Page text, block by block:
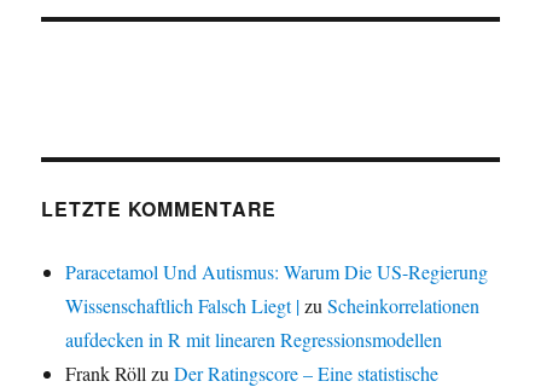
LETZTE KOMMENTARE
Paracetamol Und Autismus: Warum Die US-Regierung
Wissenschaftlich Falsch Liegt |zuScheinkorrelationen
aufdecken in R mit linearen Regressionsmodellen
Frank Röll zuDer Ratingscore – Eine statistische